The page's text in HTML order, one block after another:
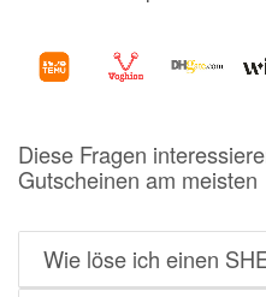
Diese Fragen
Gutscheinen am meisten
Wie löse ich einen